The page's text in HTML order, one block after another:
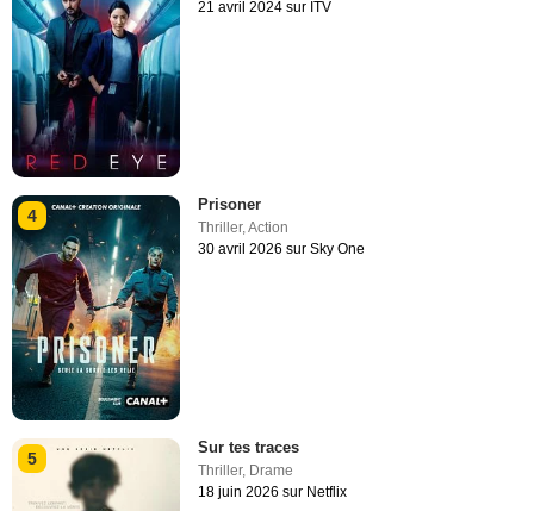
21 avril 2024 sur ITV
4
Prisoner
Thriller,Action
30 avril 2026 sur Sky One
5
Sur tes traces
Thriller, Drame
18 juin 2026 sur Netflix